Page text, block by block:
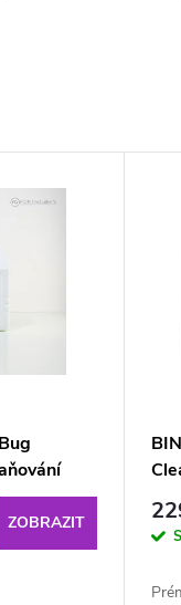
vozidel
ZOBRAZIT